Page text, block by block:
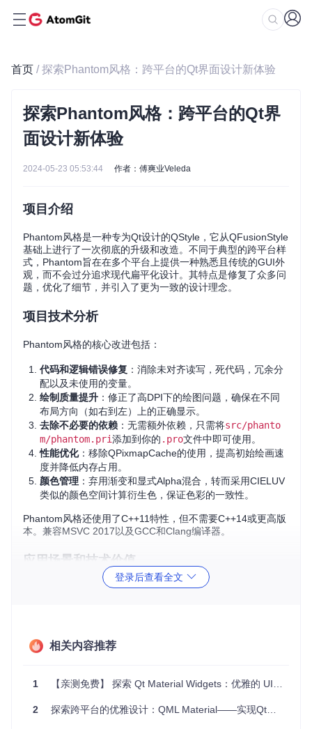
首页 / 探索Phantom风格：跨平台的Qt界面设计新体验
探索Phantom风格：跨平台的Qt界
面设计新体验
2024-05-23 05:53:44 作者：傅爽业Veleda
项目介绍
Phantom风格是一种专为Qt设计的QStyle，它从QFusionStyle
基础上进行了一次彻底的升级和改造。不同于典型的跨平台样
式，Phantom旨在在多个平台上提供一种熟悉且传统的GUI外
观，而不会过分追求现代扁平化设计。其特点是修复了众多问
题，优化了细节，并引入了更为一致的设计理念。
项目技术分析
Phantom风格的核心改进包括：
代码和逻辑错误修复 ：消除未对齐读写，死代码，冗余分
配以及未使用的变量。
绘制质量提升 ：修正了高DPI下的绘图问题，确保在不同
布局方向（如右到左）上的正确显示。
去除不必要的依赖 ：无需额外依赖，只需将src/phanto
m/phantom.pri添加到你的 .pro文件中即可使用。
性能优化：移除QPixmapCache的使用，提高初始绘画速
度并降低内存占用。
颜色管理 ：弃用渐变和显式Alpha混合，转而采用CIELUV
类似的颜色空间计算衍生色，保证色彩的一致性。
Phantom风格还使用了C++11特性，但不需要C++14或更高版
本。兼容MSVC 2017以及GCC和Clang编译器。
应用场景和技术价值
无论是在桌面应用，移动设备还是嵌入式系统上，Phantom都
量窗口和复杂UI的项目。
格，但在各个平台间保持视觉统一性。
登录后查看全文
相关内容推荐
1 【亲测免费】 探索 Qt Material Widgets：优雅的 UI 设计与高效开发的融合
2 探索跨平台的优雅设计：QML Material——实现Qt下的Material Design